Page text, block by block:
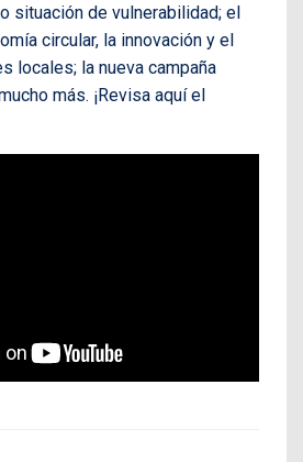
situación de vulnerabilidad; el
circular, la innovación y el
locales; la nueva campaña
más. ¡Revisa aquí el